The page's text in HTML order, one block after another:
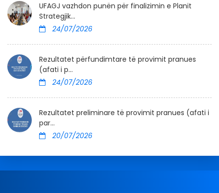
UFAGJ vazhdon punën për finalizimin e Planit
Strategjik...
24/07/2026
Rezultatet përfundimtare të provimit pranues
(afati i p...
24/07/2026
Rezultatet preliminare të provimit pranues (afati i
par...
20/07/2026